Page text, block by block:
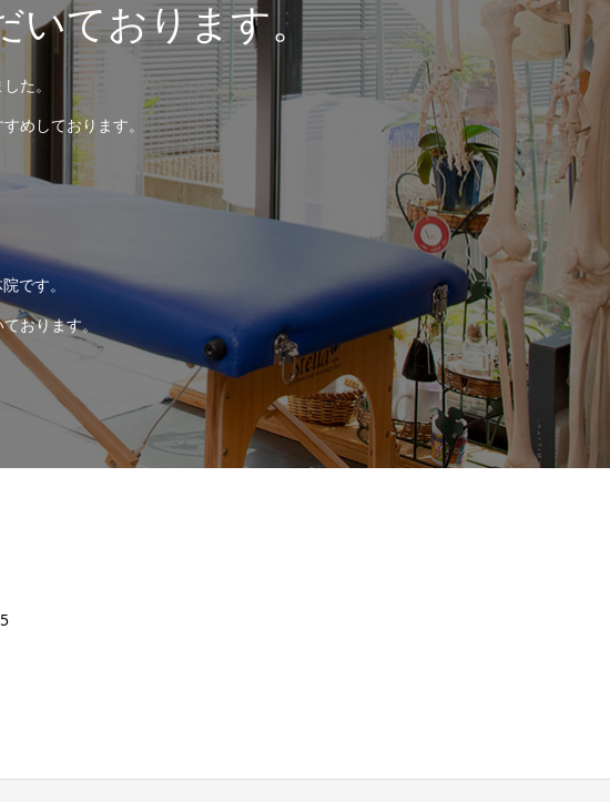
いております。
た。
めしております。
です。
おります。